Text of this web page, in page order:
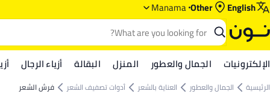
English
Other
Manama
الإلكترونيات الجمال والعطور المنزل البقالة أزياء الرجال
الرئيسية الجمال والعطور العناية بالشعر أدوات تصفيف الشعر فرش الشعر